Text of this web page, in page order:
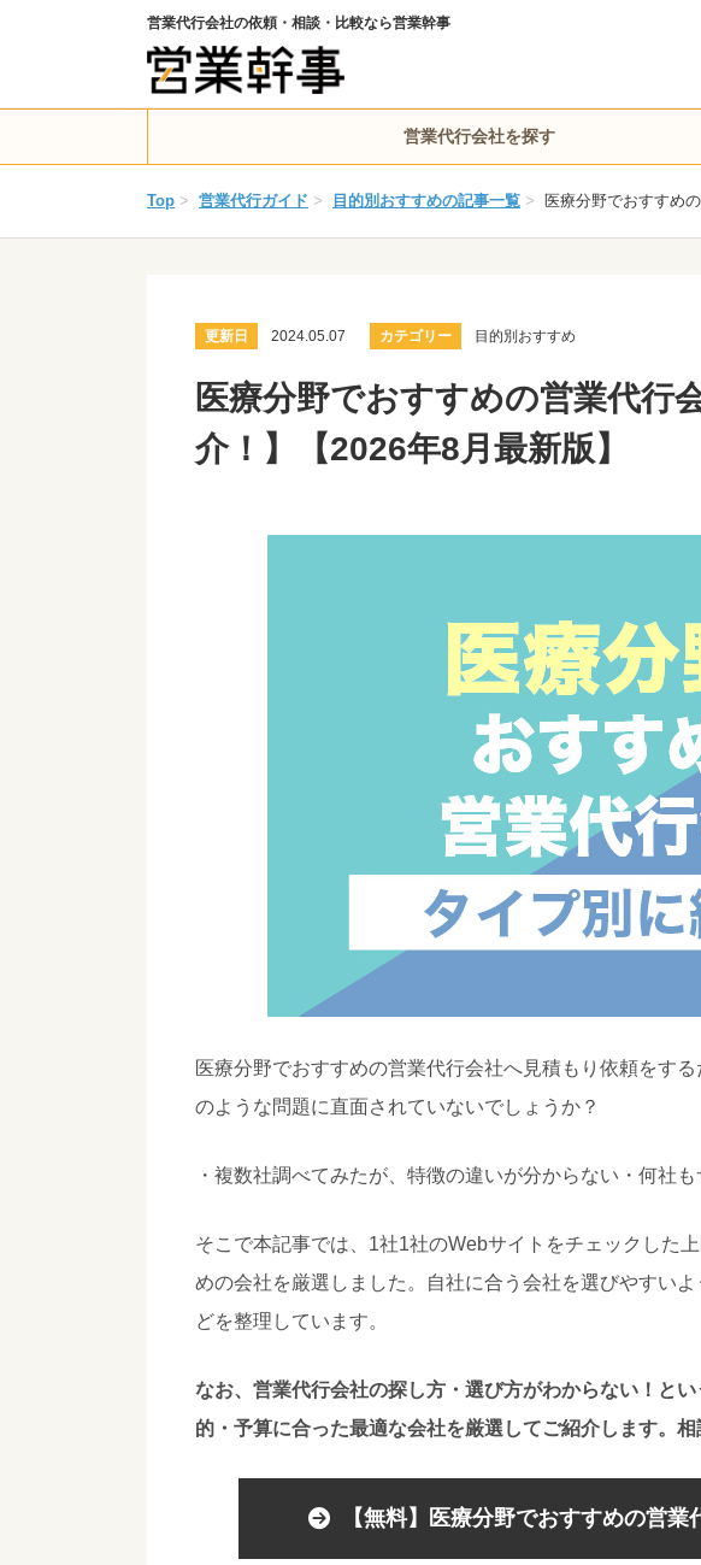
営業代行会社の依頼・相談・比較なら営業幹事
営業代行会社を探す
Top > 営業代行ガイド > 目的別おすすめの記事一覧 > 医療分野でおすすめ
更新日 2024.05.07 カテゴリー 目的別おすすめ
医療分野でおすすめの営業代行
介！】【2026年8月最新版】
医療分野でおすすめの営業代行会社へ見積もり依頼をす
のような問題に直面されていないでしょうか？
・複数社調べてみたが、特徴の違いが分からない・何社
そこで本記事では、1社1社のWebサイトをチェックした
めの会社を厳選しました。自社に合う会社を選びやすい
どを整理しています。
なお、営業代行会社の探し方・選び方がわからない！と
的・予算に合った最適な会社を厳選してご紹介します。相
【無料】医療分野でおすすめの営